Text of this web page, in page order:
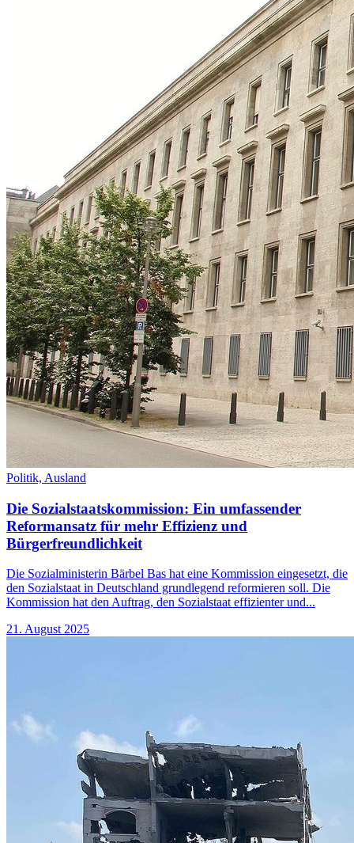
Politik, Ausland
Die Sozialstaatskommission: Ein umfassender
Reformansatz für mehr Effizienz und
Bürgerfreundlichkeit
Die Sozialministerin Bärbel Bas hat eine Kommission eingesetzt, die
den Sozialstaat in Deutschland grundlegend reformieren soll. Die
Kommission hat den Auftrag, den Sozialstaat effizienter und...
21. August 2025